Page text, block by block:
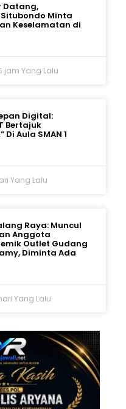
Datang,
Minta
Keselamatan di
jam Yang Lalu
Digital:
Bertajuk
Aula SMAN 1
Yang Lalu
Raya: Muncul
Anggota
Outlet Gudang
Diminta Ada
Yang Lalu